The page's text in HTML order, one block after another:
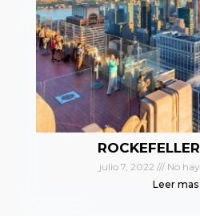
julio 7, 2022
No
Leer mas